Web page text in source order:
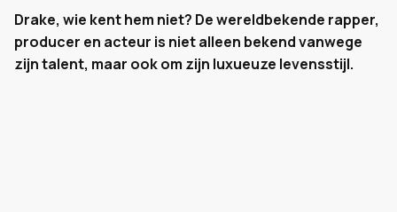
Drake, wie kent hem niet? De wereldbekende rapper,
producer en acteur is niet alleen bekend vanwege
zijn talent, maar ook om zijn luxueuze levensstijl.